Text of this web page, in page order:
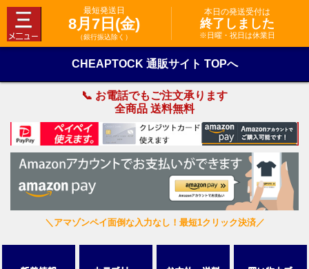
最短発送日
8月7日(金)
（銀行振込除く）
本日の発送受付は
終了しました
※日曜・祝日は休業日
CHEAPTOCK 通販サイト TOPへ
📞 お電話でもご注文承ります
全商品 送料無料
＼アマゾンペイ面倒な入力なし！最短1クリック決済／